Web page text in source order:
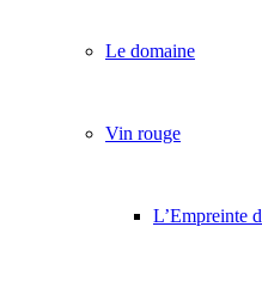
Le domaine
Vin rouge
L’Empreinte